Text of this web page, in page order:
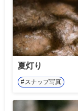
夏灯り
スナップ写真